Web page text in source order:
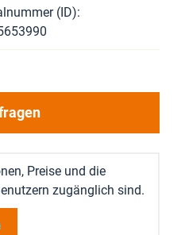
(ID)
Preise und die
zugänglich sind.